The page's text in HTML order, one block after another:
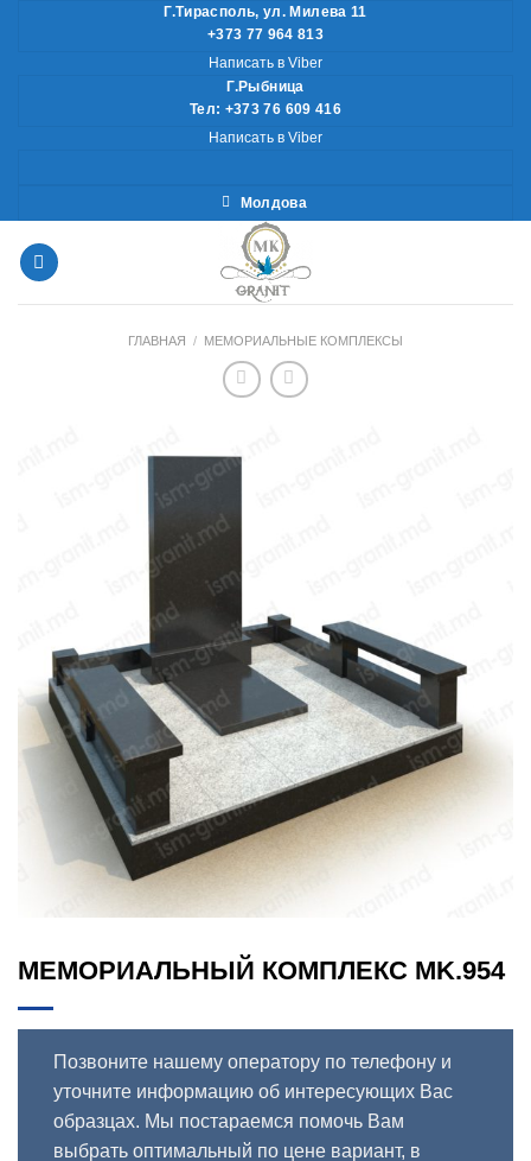
Г.Тирасполь, ул. Милева 11
+373 77 964 813
Написать в Viber
Г.Рыбница
Тел: +373 76 609 416
Написать в Viber
Молдова
ГЛАВНАЯ / МЕМОРИАЛЬНЫЕ КОМПЛЕКСЫ
МЕМОРИАЛЬНЫЙ КОМПЛЕКС MK.954
Позвоните нашему оператору по телефону и
уточните информацию об интересующих Вас
образцах. Мы постараемся помочь Вам
выбрать оптимальный по цене вариант, в